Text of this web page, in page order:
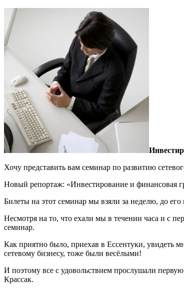
Хочу представить вам семинар по развитию
Новый репортаж: «Инвестирование и финансовая
Билеты на этот семинар мы взяли за неделю, до
Несмотря на то, что ехали мы в течении часа и с
семинар.
Как приятно было, приехав в Ессентуки, увидеть
сетевому бизнесу, тоже были весёлыми!
И поэтому все с удовольствием прослушали
Крассак.